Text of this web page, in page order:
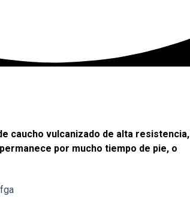
caucho vulcanizado de alta resistencia,
por mucho tiempo de pie, o